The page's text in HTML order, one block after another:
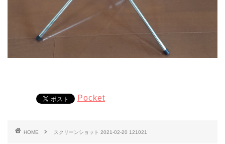
Pocket
HOME スクリーンショット 2021-02-20 121021